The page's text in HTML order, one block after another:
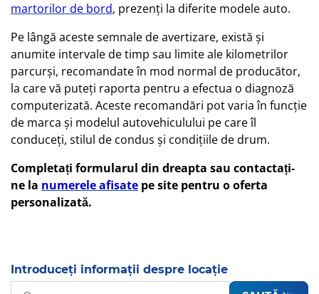
martorilor de bord, prezenți la diferite modele auto.
Pe lângă aceste semnale de avertizare, există și
anumite intervale de timp sau limite ale kilometrilor
parcurși, recomandate în mod normal de producător,
la care vă puteți raporta pentru a efectua o diagnoză
computerizată. Aceste recomandări pot varia în funcție
de marca și modelul autovehiculului pe care îl
conduceți, stilul de condus și condițiile de drum.
Completați formularul din dreapta sau contactați-
ne la numerele afisate pe site pentru o oferta
personalizată.
Introduceți informații despre locație